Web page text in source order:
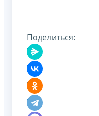
Поделиться: